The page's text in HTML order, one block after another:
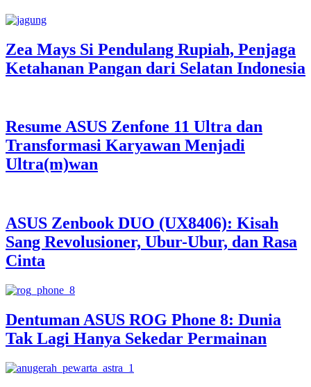
Zea Mays Si Pendulang Rupiah, Penjaga
Ketahanan Pangan dari Selatan Indonesia
Resume ASUS Zenfone 11 Ultra dan
Transformasi Karyawan Menjadi
Ultra(m)wan
ASUS Zenbook DUO (UX8406): Kisah
Sang Revolusioner, Ubur-Ubur, dan Rasa
Cinta
Dentuman ASUS ROG Phone 8: Dunia
Tak Lagi Hanya Sekedar Permainan